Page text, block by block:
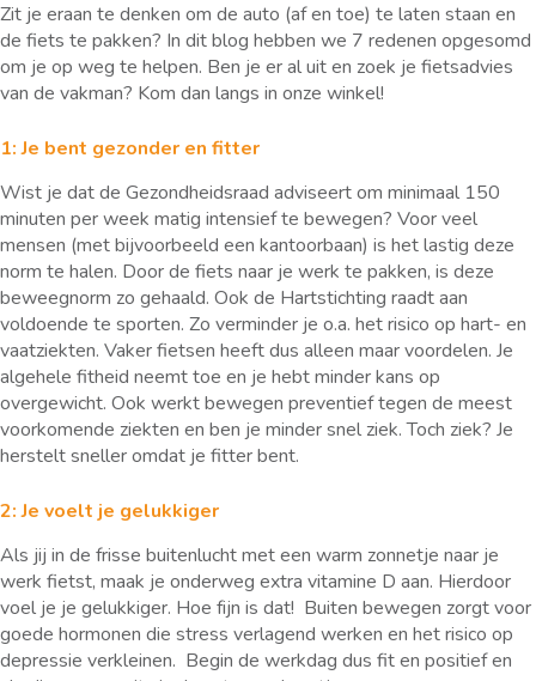
Zit je eraan te denken om de auto (af en toe) te laten staan en
de fiets te pakken? In dit blog hebben we 7 redenen opgesomd
om je op weg te helpen. Ben je er al uit en zoek je fietsadvies
van de vakman? Kom dan langs in onze winkel!
1: Je bent gezonder en fitter
Wist je dat de Gezondheidsraad adviseert om minimaal 150
minuten per week matig intensief te bewegen? Voor veel
mensen (met bijvoorbeeld een kantoorbaan) is het lastig deze
norm te halen. Door de fiets naar je werk te pakken, is deze
beweegnorm zo gehaald. Ook de Hartstichting raadt aan
voldoende te sporten. Zo verminder je o.a. het risico op hart- en
vaatziekten. Vaker fietsen heeft dus alleen maar voordelen. Je
algehele fitheid neemt toe en je hebt minder kans op
overgewicht. Ook werkt bewegen preventief tegen de meest
voorkomende ziekten en ben je minder snel ziek. Toch ziek? Je
herstelt sneller omdat je fitter bent.
2: Je voelt je gelukkiger
Als jij in de frisse buitenlucht met een warm zonnetje naar je
werk fietst, maak je onderweg extra vitamine D aan. Hierdoor
voel je je gelukkiger. Hoe fijn is dat! Buiten bewegen zorgt voor
goede hormonen die stress verlagend werken en het risico op
depressie verkleinen. Begin de werkdag dus fit en positief en